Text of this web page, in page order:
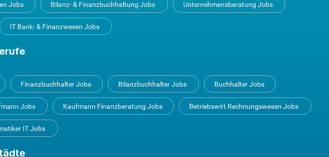
Jobs Bilanz- & Finanzbuchhaltung Jobs Unternehmensberatung Jobs
IT Bank- & Finanzwesen Jobs
Finanzbuchhalter Jobs Bilanzbuchhalter Jobs Buchhalter Jobs
Jobs Kaufmann Finanzberatung Jobs Betriebswirt Rechnungswesen Jobs
IT Jobs